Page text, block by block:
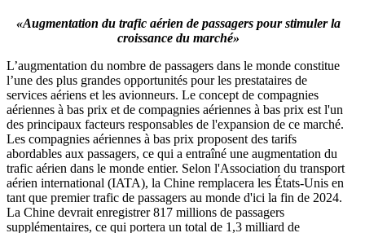
«Augmentation du trafic aérien de passagers pour stimuler la
croissance du marché»
L’augmentation du nombre de passagers dans le monde constitue
l’une des plus grandes opportunités pour les prestataires de
services aériens et les avionneurs. Le concept de compagnies
aériennes à bas prix et de compagnies aériennes à bas prix est l'un
des principaux facteurs responsables de l'expansion de ce marché.
Les compagnies aériennes à bas prix proposent des tarifs
abordables aux passagers, ce qui a entraîné une augmentation du
trafic aérien dans le monde entier. Selon l'Association du transport
aérien international (IATA), la Chine remplacera les États-Unis en
tant que premier trafic de passagers au monde d'ici la fin de 2024.
La Chine devrait enregistrer 817 millions de passagers
supplémentaires, ce qui portera un total de 1,3 milliard de